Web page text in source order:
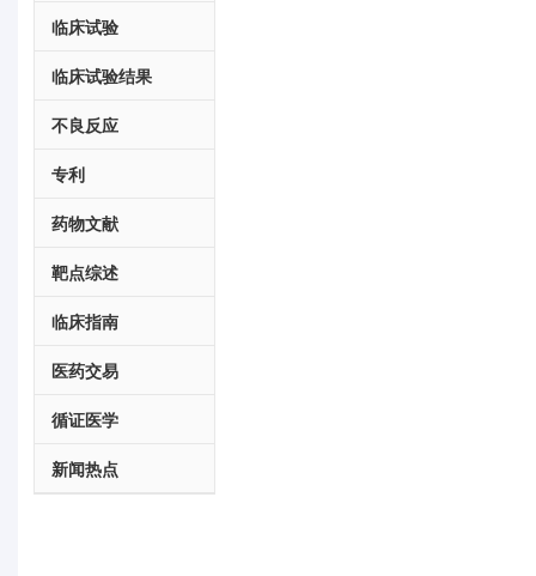
临床试验
临床试验结果
不良反应
专利
药物文献
靶点综述
临床指南
医药交易
循证医学
新闻热点